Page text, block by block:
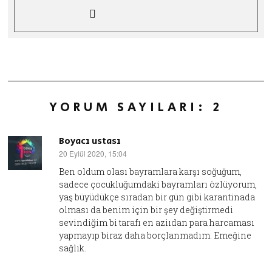
YORUM SAYILARI: 2
Boyacı ustası
dedi
ki:
20 Eylül 2020, 15:04
Ben oldum olası bayramlara karşı soğuğum,
sadece çocukluğumdaki bayramları özlüyorum,
yaş büyüdükçe sıradan bir gün gibi karantinada
olması da benim için bir şey değiştirmedi
sevindiğim bi tarafı en aziıdan para harcaması
yapmayıp biraz daha borçlanmadım. Emeğine
sağlık.